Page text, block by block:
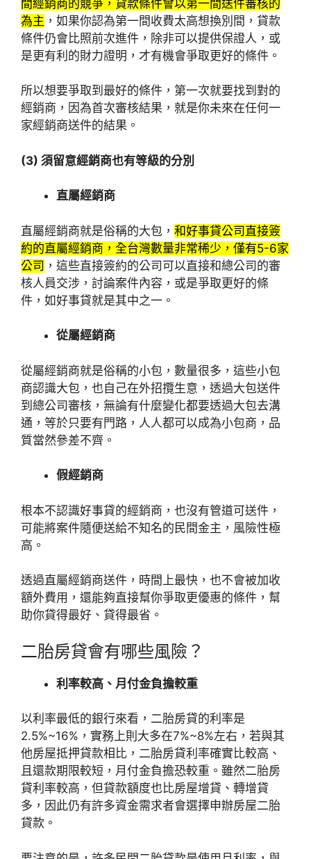
間經銷商的競爭，貸款條件會以第一間送件審核的
為主 ，如果你認為第一間收費太高想換別間，貸款
條件仍會比照前次進件，除非可以提供保證人，或
是更有利的財力證明，才有機會爭取更好的條件。
所以想要爭取到最好的條件，第一次就要找到對的
經銷商，因為首次審核結果，就是你未來在任何一
家經銷商送件的結果。
(3) 須留意經銷商也有等級的分別
直屬經銷商
直屬經銷商就是俗稱的大包， 和好事貸公司直接簽
約的直屬經銷商，全台灣數量非常稀少，僅有5-6家
公司 ，這些直接簽約的公司可以直接和總公司的審
核人員交涉，討論案件內容，或是爭取更好的條
件，如好事貸就是其中之一。
從屬經銷商
從屬經銷商就是俗稱的小包，數量很多，這些小包
商認識大包，也自己在外招攬生意，透過大包送件
到總公司審核，無論有什麼變化都要透過大包去溝
通，等於只要有門路，人人都可以成為小包商，品
質當然參差不齊。
假經銷商
根本不認識好事貸的經銷商，也沒有管道可送件，
可能將案件隨便送給不知名的民間金主，風險性極
高。
透過直屬經銷商送件，時間上最快，也不會被加收
額外費用，還能夠直接幫你爭取更優惠的條件，幫
助你貸得最好、貸得最省。
二胎房貸會有哪些風險？
利率較高、月付金負擔較重
以利率最低的銀行來看，二胎房貸的利率是
2.5%~16%，實務上則大多在7%~8%左右，若與其
他房屋抵押貸款相比，二胎房貸利率確實比較高、
且還款期限較短，月付金負擔恐較重。雖然二胎房
貸利率較高，但貸款額度也比房屋增貸、轉增貸
多，因此仍有許多資金需求者會選擇申辦房屋二胎
貸款。